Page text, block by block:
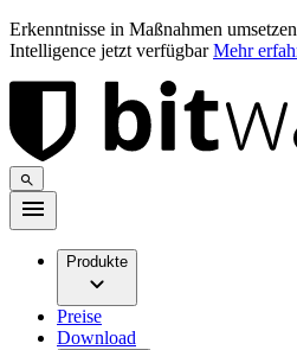
Erkenntnisse in Maßnahmen
Intelligence jetzt verfügbarMehr
Produkte
Preise
Download